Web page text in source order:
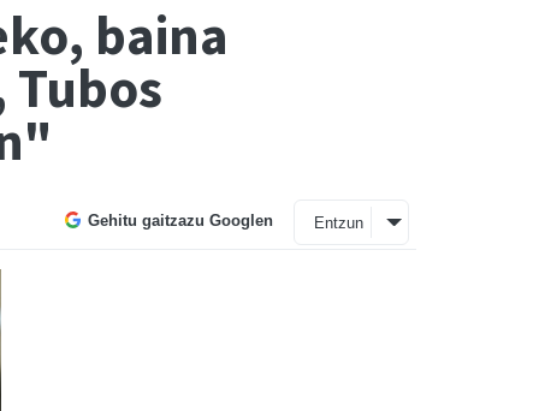
baina
Gehitu gaitzazu Googlen Entzun